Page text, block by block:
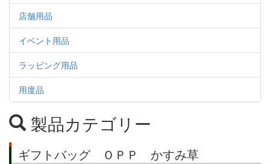
店舗用品
イベント用品
ラッピング用品
用度品
製品カテゴリー
ギフトバッグ ＯＰＰ かすみ草